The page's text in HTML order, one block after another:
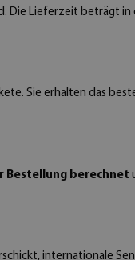
Die Lieferzeit beträgt in
Sie erhalten das
Bestellung berechnet
internationale